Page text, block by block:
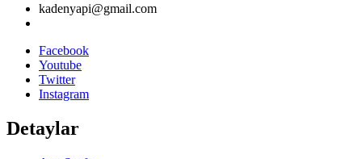
kadenyapi@gmail.com
Facebook
Youtube
Twitter
Instagram
Detaylar